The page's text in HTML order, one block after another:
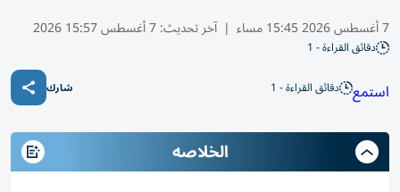
7 أغسطس 2026 15:45 مساء | آخر تحديث:7 أغسطس 15:57 2026
دقائق القراءة - 1
استمع دقائق القراءة - 1 شارك
الخلاصه